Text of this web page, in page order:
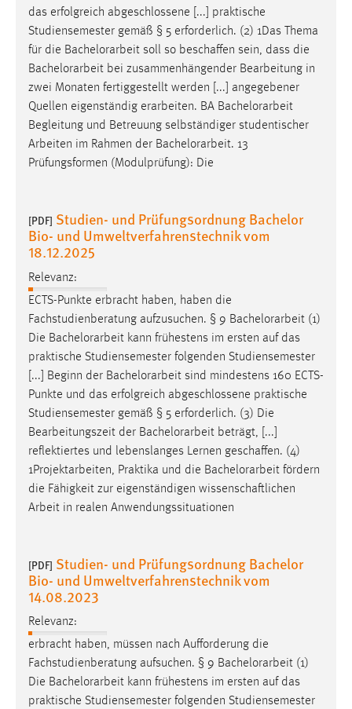
das erfolgreich abgeschlossene [...] praktische
Studiensemester gemäß § 5 erforderlich. (2) 1Das Thema
für die Bachelorarbeit soll so beschaffen sein, dass die
Bachelorarbeit bei zusammenhängender Bearbeitung in
zwei Monaten fertiggestellt werden [...] angegebener
Quellen eigenständig erarbeiten. BA Bachelorarbeit
Begleitung und Betreuung selbständiger studentischer
Arbeiten im Rahmen der Bachelorarbeit. 13
Prüfungsformen (Modulprüfung): Die
[PDF] Studien- und Prüfungsordnung Bachelor
Bio- und Umweltverfahrenstechnik vom
18.12.2025
Relevanz:
ECTS-Punkte erbracht haben, haben die
Fachstudienberatung aufzusuchen. § 9 Bachelorarbeit (1)
Die Bachelorarbeit kann frühestens im ersten auf das
praktische Studiensemester folgenden Studiensemester
[...] Beginn der Bachelorarbeit sind mindestens 160 ECTS-
Punkte und das erfolgreich abgeschlossene praktische
Studiensemester gemäß § 5 erforderlich. (3) Die
Bearbeitungszeit der Bachelorarbeit beträgt, [...]
reflektiertes und lebenslanges Lernen geschaffen. (4)
1Projektarbeiten, Praktika und die Bachelorarbeit fördern
die Fähigkeit zur eigenständigen wissenschaftlichen
Arbeit in realen Anwendungssituationen
[PDF] Studien- und Prüfungsordnung Bachelor
Bio- und Umweltverfahrenstechnik vom
14.08.2023
Relevanz:
erbracht haben, müssen nach Aufforderung die
Fachstudienberatung aufsuchen. § 9 Bachelorarbeit (1)
Die Bachelorarbeit kann frühestens im ersten auf das
praktische Studiensemester folgenden Studiensemester
Conversion-Tracking
Cookie Laufzeit:
3 Monate
Facebook Pixel
Name:
_fbp
Zweck:
Conversion-Tracking
Cookie Laufzeit:
3 Monate
EXTERNE MEDIEN
Um Inhalte von Videoplattformen und Social Media
Plattformen anzeigen zu können, werden von diesen
externen Medien Cookies gesetzt.
YouTube
Vimeo